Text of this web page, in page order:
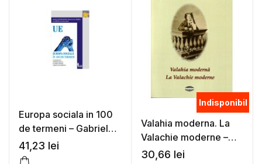
Europa sociala in 100
de termeni – Gabriela
Goudenhooft, Alina-
Carmen Brihan, Ioan
41,23 lei
Indisponibil
Valahia moderna. La
Valachie moderne –
Printesa Aurelie Ghika
30,66 lei